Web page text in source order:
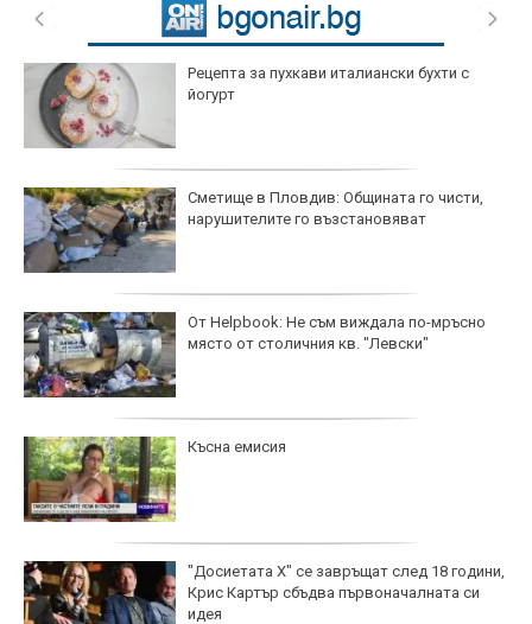
Рецепта за пухкави италиански бухти с
йогурт
Сметище в Пловдив: Общината го чисти,
нарушителите го възстановяват
От Helpbook: Не съм виждала по-мръсно
място от столичния кв. "Левски"
Късна емисия
"Досиетата Х" се завръщат след 18 години,
Крис Картър сбъдва първоначалната си
идея